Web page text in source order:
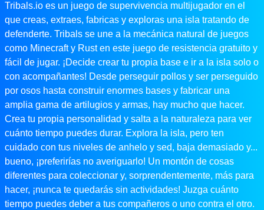
Tribals.io es un juego de supervivencia multijugador en el
que creas, extraes, fabricas y exploras una isla tratando de
defenderte. Tribals se une a la mecánica natural de juegos
como Minecraft y Rust en este juego de resistencia gratuito y
fácil de jugar. ¡Decide crear tu propia base e ir a la isla solo o
con acompañantes! Desde perseguir pollos y ser perseguido
por osos hasta construir enormes bases y fabricar una
amplia gama de artilugios y armas, hay mucho que hacer.
Crea tu propia personalidad y salta a la naturaleza para ver
cuánto tiempo puedes durar. Explora la isla, pero ten
cuidado con tus niveles de anhelo y sed, baja demasiado y...
bueno, ¡preferirías no averiguarlo! Un montón de cosas
diferentes para coleccionar y, sorprendentemente, más para
hacer, ¡nunca te quedarás sin actividades! Juzga cuánto
tiempo puedes deber a tus compañeros o uno contra el otro.